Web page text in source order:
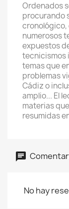
Ordenados
procurando
cronológico,
numerosos
expuestos
tecnicismos
temas que
problemas
Cádiz o
amplio... El
materias
resumidas
No hay